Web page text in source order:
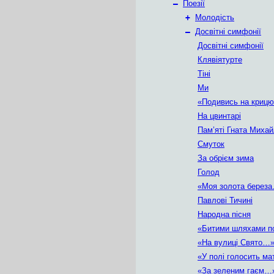
–
Поезії
+
Молодість
– Досвітні симфонії
Досвітні симфонії
Клявіятурте
Тіні
Ми
«Подивись на
На цвинтарі
Пам’яті Гната
Смуток
За обрієм зима
Голод
«Моя золота
Павлові Тичині
Народна пісня
«Битими шляхами
«На вулиці Свято…»
«У полі голосить
«За зеленим